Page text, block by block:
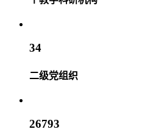
34
二级党组织
26793